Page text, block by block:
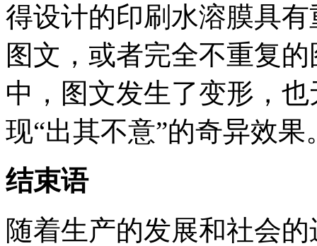
得设计的印刷水溶膜具
图文，或者完全不重复
中，图文发生了变形，
现“出其不意”的奇异效果
结束语
随着生产的发展和社会